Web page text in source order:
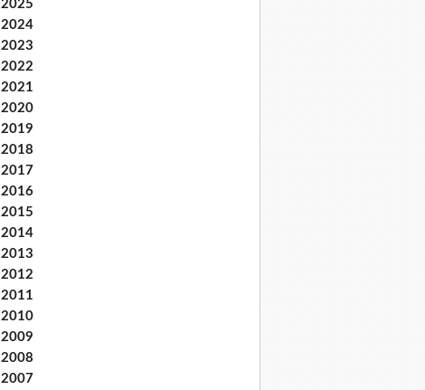
2025
2024
2023
2022
2021
2020
2019
2018
2017
2016
2015
2014
2013
2012
2011
2010
2009
2008
2007